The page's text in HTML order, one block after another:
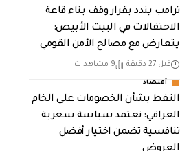
ترامب يندد بقرار وقف بناء قاعة
الاحتفالات في البيت الأبيض:
يتعارض مع مصالح الأمن القومي
قبل 27 دقيقة 9 مشاهدات
أقتصاد
النفط بشأن الخصومات على الخام
العراقي: نعتمد سياسة سعرية
تنافسية تضمن اختيار أفضل